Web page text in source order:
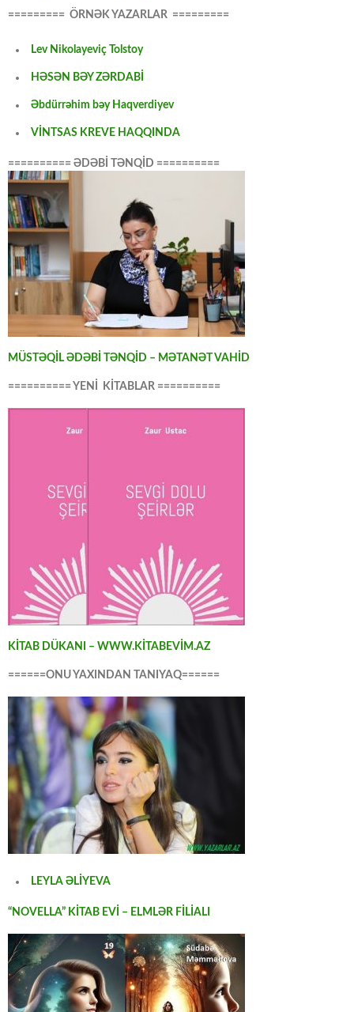
========= ÖRNƏK YAZARLAR =========
Lev Nikolayeviç Tolstoy
HƏSƏN BƏY ZƏRDABİ
Əbdürrəhim bəy Haqverdiyev
VİNTSAS KREVE HAQQINDA
========== ƏDƏBİ TƏNQİD ==========
MÜSTƏQİL ƏDƏBİ TƏNQİD – MƏTANƏT VAHİD
========== YENİ KİTABLAR ==========
KİTAB DÜKANI – WWW.KİTABEVİM.AZ
======ONU YAXINDAN TANIYAQ======
LEYLA ƏLİYEVA
“NOVELLA” KİTAB EVİ – ELMLƏR FİLİALI